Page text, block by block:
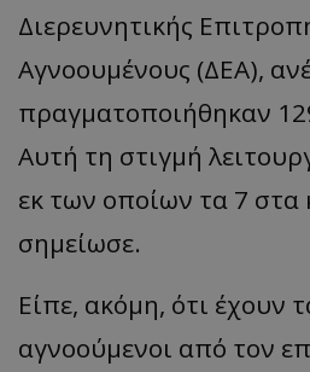
Διερευνητικής
Αγνοουμένους (ΔΕΑ),
πραγματοποιήθηκαν
Αυτή τη στιγμή
εκ των οποίων τα 7 στα
σημείωσε.
Είπε, ακόμη, ότι έχουν
αγνοούμενοι από τον